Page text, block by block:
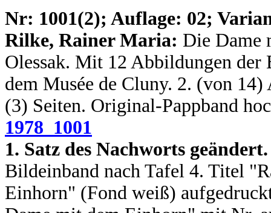
Nr: 1001(2); Auflage: 02;
Rilke, Rainer Maria: Die Dame
Olessak. Mit 12 Abbildungen
dem Musée de Cluny. 2. (von
(3) Seiten. Original-Pappband
1978_1001
1. Satz des Nachworts geändert.
Bildeinband nach Tafel 4. Titel
Einhorn" (Fond weiß)